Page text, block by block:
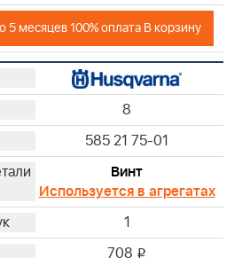
5 месяцев 100% оплата В корзину
8
585 21 75-01
Винт
Используется в агрегатах
1
708 i